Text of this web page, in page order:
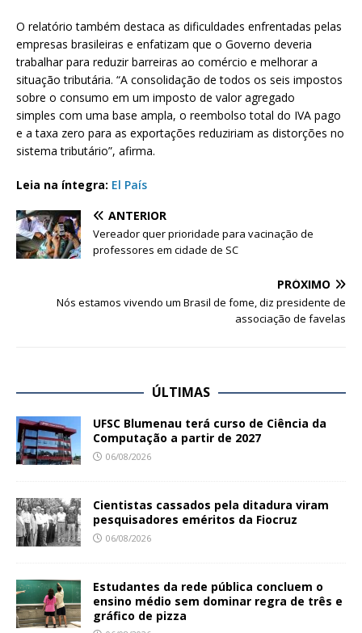
O relatório também destaca as dificuldades enfrentadas pelas
empresas brasileiras e enfatizam que o Governo deveria
trabalhar para reduzir barreiras ao comércio e melhorar a
situação tributária. “A consolidação de todos os seis impostos
sobre o consumo em um imposto de valor agregado
simples com uma base ampla, o reembolso total do IVA pago
e a taxa zero para as exportações reduziriam as distorções no
sistema tributário”, afirma.
Leia na íntegra: El País
ANTERIOR
Vereador quer prioridade para vacinação de
professores em cidade de SC
PRÓXIMO
Nós estamos vivendo um Brasil de fome, diz presidente de
associação de favelas
ÚLTIMAS
UFSC Blumenau terá curso de Ciência da
Computação a partir de 2027
06/08/2026
Cientistas cassados pela ditadura viram
pesquisadores eméritos da Fiocruz
06/08/2026
Estudantes da rede pública concluem o
ensino médio sem dominar regra de três e
gráfico de pizza